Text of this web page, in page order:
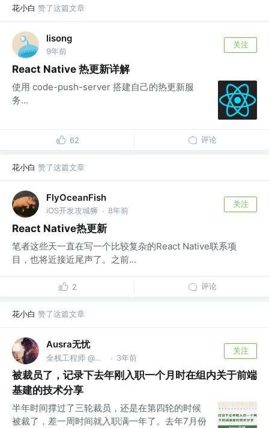
花小白 赞了这篇文章
lisong
9年前
关注
React Native 热更新详解
使用 code-push-server 搭建自己的热更新服
务...
62 评论
花小白 赞了这篇文章
FlyOceanFish
iOS开发攻城狮 · 8年前
关注
React Native热更新
笔者这些天一直在写一个比较复杂的React Native联系项
目，也将近接近尾声了。之前...
2 评论
花小白 赞了这篇文章
Ausra无忧
全栈工程师 @成都 · 3年前
关注
被裁员了，记录下去年刚入职一个月时在组内关于前端
基建的技术分享
半年时间撑过了三轮裁员，还是在第四轮的时候
被裁了，差一周时间就入职满一年了。去年7月份